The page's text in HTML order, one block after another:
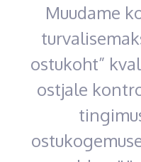
Muudame
ostukoht”
ostjale